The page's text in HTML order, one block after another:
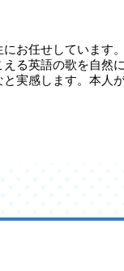
お任せしています
る英語の歌を自然
実感します。本人